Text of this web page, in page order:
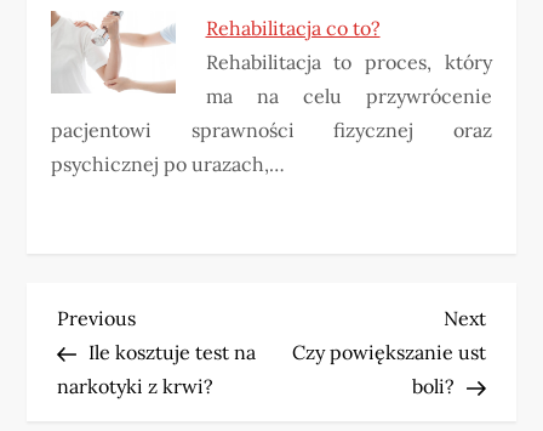
Rehabilitacja co to?
Rehabilitacja to proces, który
ma na celu przywrócenie
pacjentowi sprawności fizycznej oraz
psychicznej po urazach,…
N
a
Previous
Post
Previous
Ile kosztuje test na
narkotyki z krwi?
Next
Post
Next
Czy powiększanie ust
boli?